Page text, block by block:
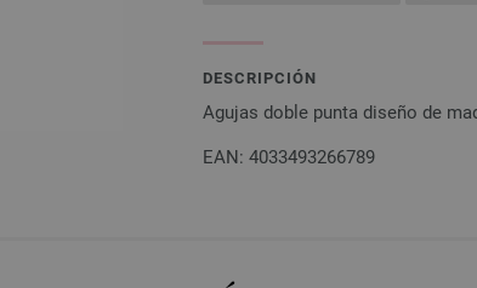
DESCRIPCIÓN
Agujas doble punta diseño de
EAN: 4033493266789